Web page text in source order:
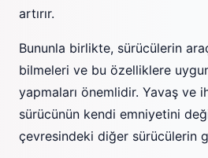
artırır.
Bununla birlikte, sürücülerin
bilmeleri ve bu özelliklere
yapmaları önemlidir. Yavaş ve
sürücünün kendi emniyetini
çevresindeki diğer sürücülerin